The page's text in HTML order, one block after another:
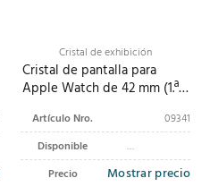
Cristal de exhibición
Cristal de pantalla para
Apple Watch de 42 mm (1.ª
Artículo Nro.
09341
Disponible
Precio
Mostrar precio